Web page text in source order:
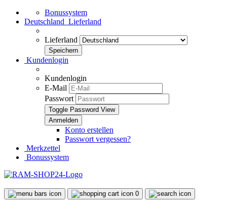
Bonussystem
Deutschland Lieferland
Lieferland
Kundenlogin
Kundenlogin
E-Mail
Passwort
Toggle Password View
Konto erstellen
Passwort vergessen?
Merkzettel
Bonussystem
0